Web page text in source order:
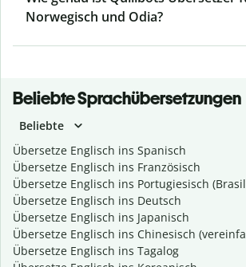
Norwegisch und Odia?
Beliebte Sprachübersetzungen
Beliebte
Übersetze Englisch ins Spanisch
Übersetze Englisch ins Französisch
Übersetze Englisch ins Portugiesisch
Übersetze Englisch ins Deutsch
Übersetze Englisch ins Japanisch
Übersetze Englisch ins Chinesisch
Übersetze Englisch ins Tagalog